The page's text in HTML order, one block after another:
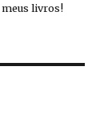
meus livros!